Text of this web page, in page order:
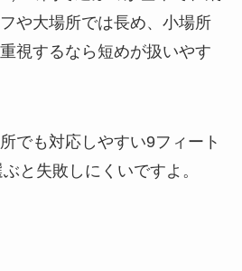
や大場所では長め、小場所
視するなら短めが扱いやす
でも対応しやすい9フィート
と失敗しにくいですよ。